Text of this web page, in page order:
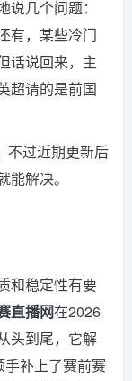
几个问题：
有，某些冷门
话说回来，主
超请的是前国
不过近期更新后
解决。
和稳定性有要
直播网在2026
头到尾，它解
手补上了赛前赛